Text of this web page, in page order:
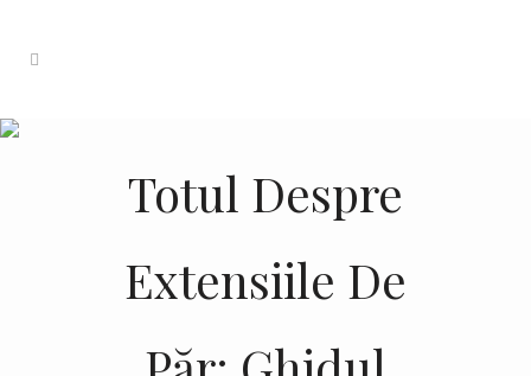
Totul Despre
Extensiile De